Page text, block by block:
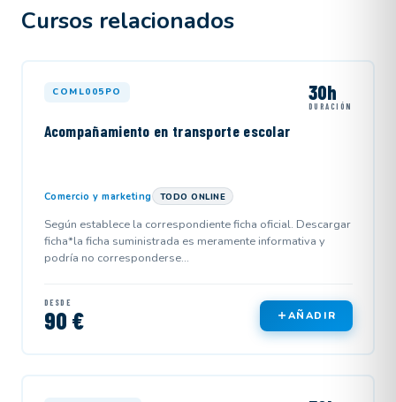
Cursos relacionados
COML005PO 30h
DURACIÓN
Acompañamiento en transporte escolar
Comercio y marketing TODO ONLINE
Según establece la correspondiente ficha oficial. Descargar
ficha*la ficha suministrada es meramente informativa y
podría no corresponderse...
DESDE
90 € AÑADIR